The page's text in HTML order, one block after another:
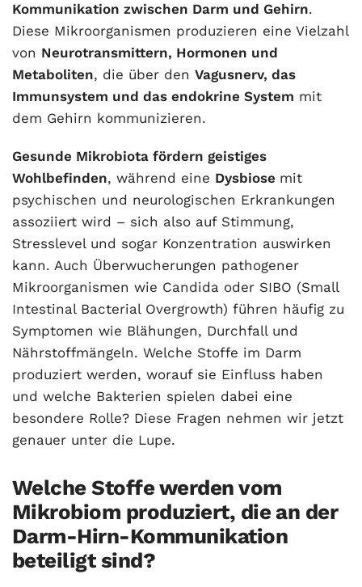
Kommunikation zwischen Darm und Gehirn.
Diese Mikroorganismen produzieren eine Vielzahl
von Neurotransmittern, Hormonen und
Metaboliten, die über denVagusnerv, das
Immunsystem und das endokrine System mit
dem Gehirn kommunizieren.
Gesunde Mikrobiota fördern geistiges
Wohlbefinden, während eine Dysbiose mit
psychischen und neurologischen Erkrankungen
assoziiert wird – sich also auf Stimmung,
Stresslevel und sogar Konzentration auswirken
kann. Auch Überwucherungen pathogener
Mikroorganismen wie Candida oder SIBO (Small
Intestinal Bacterial Overgrowth) führen häufig zu
Symptomen wie Blähungen, Durchfall und
Nährstoffmängeln. Welche Stoffe im Darm
produziert werden, worauf sie Einfluss haben
und welche Bakterien spielen dabei eine
besondere Rolle? Diese Fragen nehmen wir jetzt
genauer unter die Lupe.
Welche Stoffe werden vom
Mikrobiom produziert, die an der
Darm-Hirn-Kommunikation
beteiligt sind?